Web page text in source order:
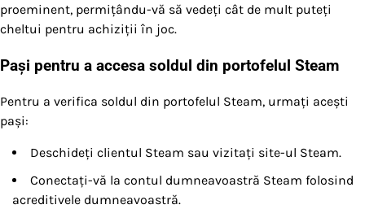
proeminent, permițându-vă să vedeți cât de mult puteți
cheltui pentru achiziții în joc.
Pași pentru a accesa soldul din portofelul Steam
Pentru a verifica soldul din portofelul Steam, urmați acești
pași:
Deschideți clientul Steam sau vizitați site-ul Steam.
Conectați-vă la contul dumneavoastră Steam folosind
acreditivele dumneavoastră.